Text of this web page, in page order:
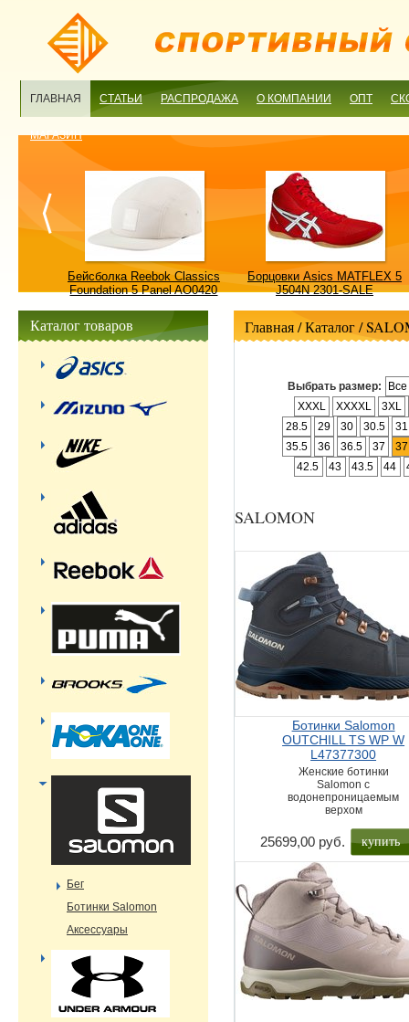
ГЛАВНАЯ СТАТЬИ РАСПРОДАЖА О КОМПАНИИ ОПТ
МАГАЗИН
Бейсболка Reebok Classics
Foundation 5 Panel AO0420
Борцовки Asics MATFLEX 5
J504N 2301-SALE
Главная/ Каталог /
Выбрать размер:
XXXL
XXXXL
3XL
28.5
29 30 30.5
31
35.5
36 36.5 37
42.5
43 43.5 44
SALOMON
Ботинки Salomon
OUTCHILL TS WP W
L47377300
Женские ботинки
Salomon с
водонепроницаемым
верхом
25699,00 руб. купить
Каталог товаров
Бег
Ботинки Salomon
Аксессуары